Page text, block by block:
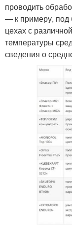
проводить
— к примеру, под
цехах с
температуры
сведения о